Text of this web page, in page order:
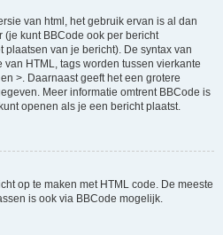
van html, het gebruik ervan is al dan
kunt BBCode ook per bericht
van je bericht). De syntax van
HTML, tags worden tussen vierkante
>. Daarnaast geeft het een grotere
Meer informatie omtrent BBCode is
openen als je een bericht plaatst.
op te maken met HTML code. De meeste
is ook via BBCode mogelijk.